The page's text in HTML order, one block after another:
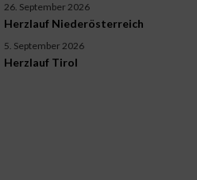
26. September 2026
Herzlauf Niederösterreich
5. September 2026
Herzlauf Tirol